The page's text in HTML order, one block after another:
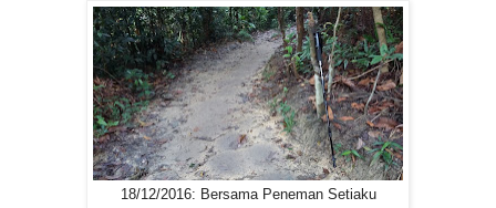
18/12/2016: Bersama Peneman Setiaku